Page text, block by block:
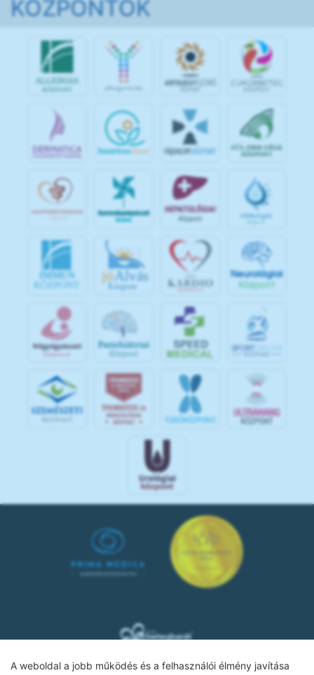
A weboldal a jobb működés és a felhasználói élmény javítása
KÖZPONTOK
IMMUN
KÖZPONT
jó Alvás
Központ
SPOR